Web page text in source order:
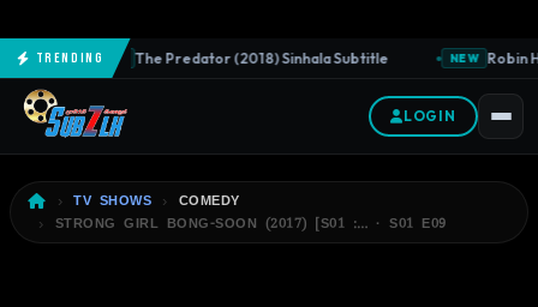
TrendingNEW The Predator (2018) Sinhala Subtitle NEW Robin
LOGIN
TV SHOWS
COMEDY
STRONG GIRL BONG-SOON (2017) [S01 :… · S01 E09